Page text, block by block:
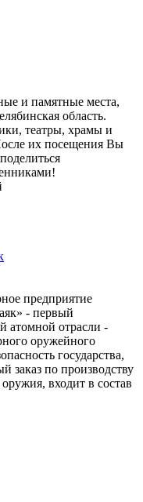
и памятные места,
область.
театры, храмы и
их посещения Вы
предприятие
- первый
атомной отрасли -
оружейного
государства,
заказ по производству
входит в состав